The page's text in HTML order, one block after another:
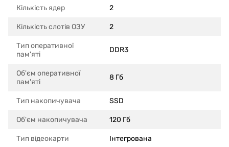
Кількість ядер 2
Кількість слотів ОЗУ 2
Тип оперативної
пам'яті
DDR3
Об'єм оперативної
пам'яті
8 Гб
Тип накопичувача SSD
Об'єм накопичувача 120 Гб
Тип відеокарти Інтегрована